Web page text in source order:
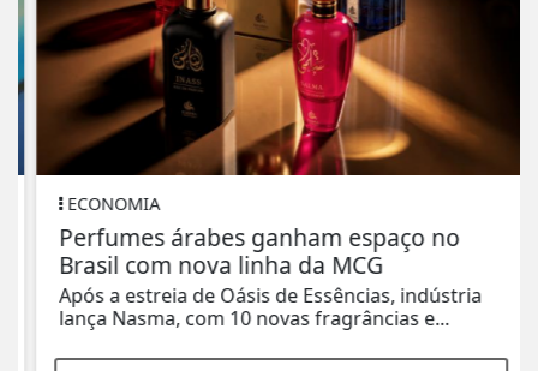
ECONOMIA
Perfumes árabes ganham espaço no
Brasil com nova linha da MCG
Após a estreia de Oásis de Essências, indústria
lança Nasma, com 10 novas fragrâncias e...